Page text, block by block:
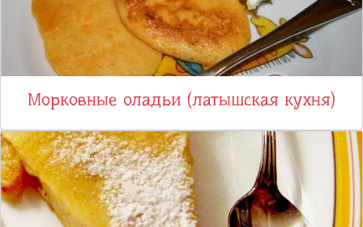
Морковные оладьи (латышская кухня)